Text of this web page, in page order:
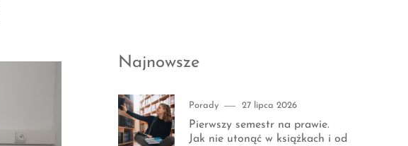
Najnowsze
Category
Porady
Posted
27 lipca 2026
Pierwszy semestr na prawie.
Jak nie utonąć w książkach i od